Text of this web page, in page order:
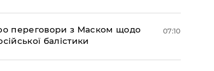
переговори з Маском щодо
балістики
07:10